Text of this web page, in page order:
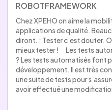
ROBOTFRAMEWORK
Chez XPEHO on aime la
applications de qualité.
diront. : Tester c’est douter.
mieux tester ! Les tests
? Les tests automatisés font
développement. Il est très
une suite de tests pour
avoir effectué une